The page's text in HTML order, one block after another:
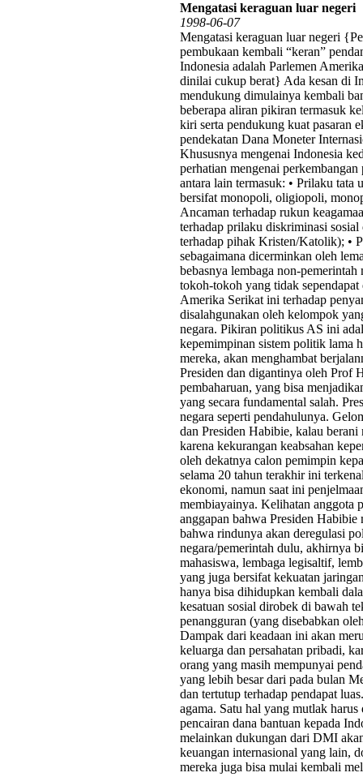
Mengatasi keraguan luar negeri
1998-06-07
Mengatasi keraguan luar negeri
pembukaan kembali “keran”
Indonesia adalah Parlemen
dinilai cukup berat} Ada kesan di
mendukung dimulainya kembali
beberapa aliran pikiran termasuk
kiri serta pendukung kuat pasaran
pendekatan Dana Moneter
Khususnya mengenai Indonesia
perhatian mengenai
antara lain termasuk: • Prilaku tata
bersifat monopoli, oligiopoli,
Ancaman terhadap rukun
terhadap prilaku diskriminasi
terhadap pihak Kristen/Katolik); •
sebagaimana dicerminkan oleh
bebasnya lembaga non-
tokoh-tokoh yang tidak
Amerika Serikat ini terhadap
disalahgunakan oleh kelompok
negara. Pikiran politikus AS ini
kepemimpinan sistem politik lama
mereka, akan menghambat
Presiden dan digantinya oleh Prof
pembaharuan, yang bisa
yang secara fundamental salah.
negara seperti pendahulunya.
dan Presiden Habibie, kalau
karena kekurangan keabsahan
oleh dekatnya calon pemimpin
selama 20 tahun terakhir ini
ekonomi, namun saat ini
membiayainya. Kelihatan anggota
anggapan bahwa Presiden
bahwa rindunya akan deregulasi
negara/pemerintah dulu, akhirnya
mahasiswa, lembaga legisaltif,
yang juga bersifat kekuatan
hanya bisa dihidupkan kembali
kesatuan sosial dirobek di bawah
penangguran (yang disebabkan
Dampak dari keadaan ini akan
keluarga dan persahatan pribadi,
orang yang masih mempunyai
yang lebih besar dari pada bulan
dan tertutup terhadap pendapat
agama. Satu hal yang mutlak
pencairan dana bantuan kepada
melainkan dukungan dari DMI
keuangan internasional yang lain,
mereka juga bisa mulai kembali